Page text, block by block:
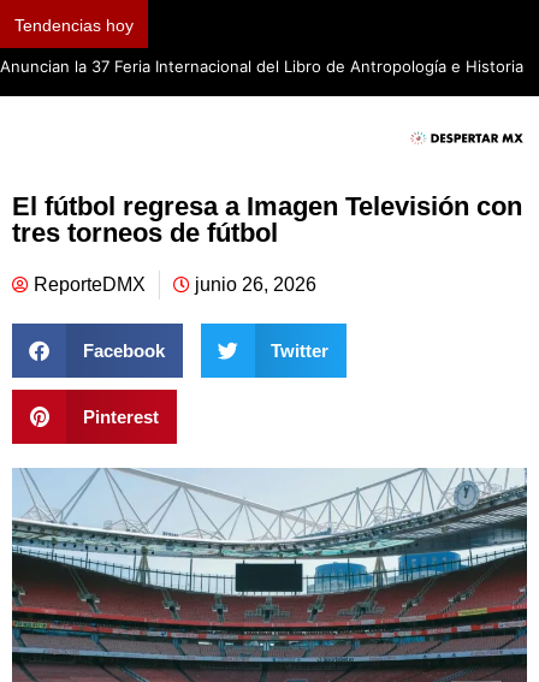
Tendencias hoy
Anuncian la 37 Feria Internacional del Libro de Antropología e Historia
El fútbol regresa a Imagen Televisión con
tres torneos de fútbol
ReporteDMX junio 26, 2026
Facebook Twitter
Pinterest